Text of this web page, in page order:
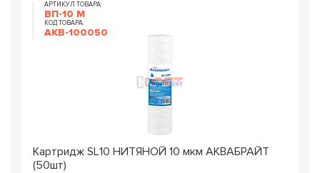
АРТИКУЛ ТОВАРА:
ВП-10 М
КОД ТОВАРА:
AKB-100050
Картридж SL10 НИТЯНОЙ 10 мкм АКВАБРАЙТ
(50шт)